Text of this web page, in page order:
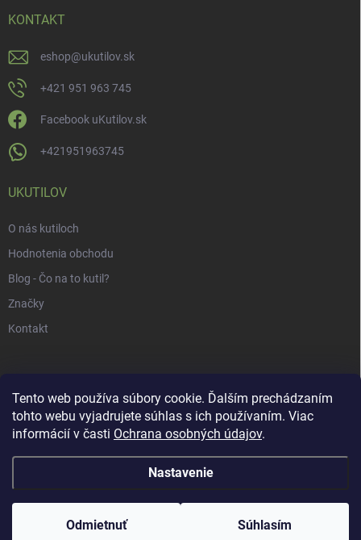
Tento web používa súbory cookie. Ďalším prechádzaním
tohto webu vyjadrujete súhlas s ich používaním. Viac
informácií v časti Ochrana osobných údajov.
Nastavenie
Odmietnuť Súhlasím
KONTAKT
eshop@ukutilov.sk
+421 951 963 745
Facebook uKutilov.sk
+421951963745
UKUTILOV
O nás kutiloch
Hodnotenia obchodu
Blog - Čo na to kutil?
Značky
Kontakt
Copyright 2026 . Všetky práva vyhradené.